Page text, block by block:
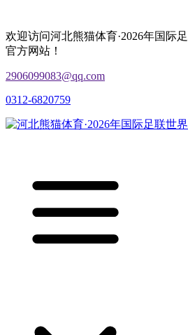
欢迎访问河北熊猫体育·2026年国际
官方网站！
2906099083@qq.com
0312-6820759